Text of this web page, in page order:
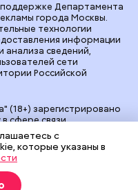
(18+) зарегистрировано
сфере связи,
коммуникаций
ЭЛ № ФС 77 -
"Редакция газеты
vm.ru
127015, г.Москва,
+7(499)557-04-24
Департамента
города Москвы.
технологии
информации
анализа сведений,
сети
Российской
с
которые указаны в